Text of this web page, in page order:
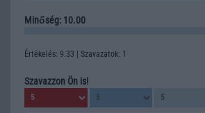
Minőség: 10.00
Értékelés: 9.33 | Szavazatok: 1
Szavazzon Ön is!